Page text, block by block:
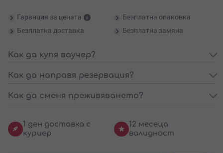
Гаранция за цената
Безплатна опаковка
Безплатна доставка
Безплатна замяна
Как да купя ваучер?
Как да направя резервация?
Как да сменя преживяването?
1 ден доставка с
куриер
12 месеца
валидност